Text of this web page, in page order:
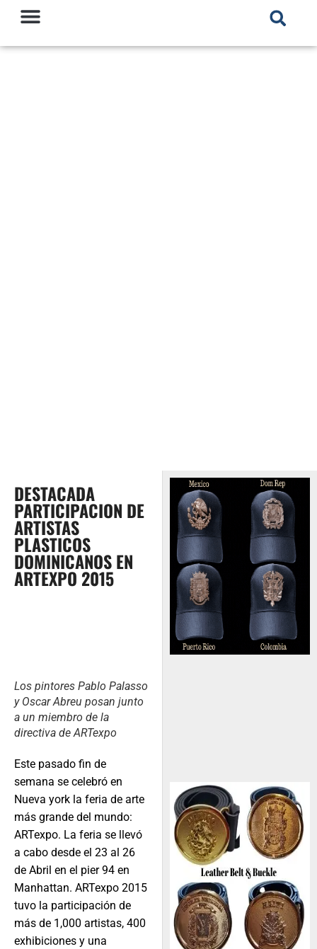
DESTACADA
PARTICIPACION DE
ARTISTAS
PLASTICOS
DOMINICANOS EN
ARTEXPO 2015
Los pintores Pablo Palasso
y Oscar Abreu posan junto
a un miembro de la
directiva de ARTexpo
Este pasado fin de
semana se celebró en
Nueva york la feria de arte
más grande del mundo:
ARTexpo. La feria se llevó
a cabo desde el 23 al 26
de Abril en el pier 94 en
Manhattan. ARTexpo 2015
tuvo la participación de
más de 1,000 artistas, 400
exhibiciones y una